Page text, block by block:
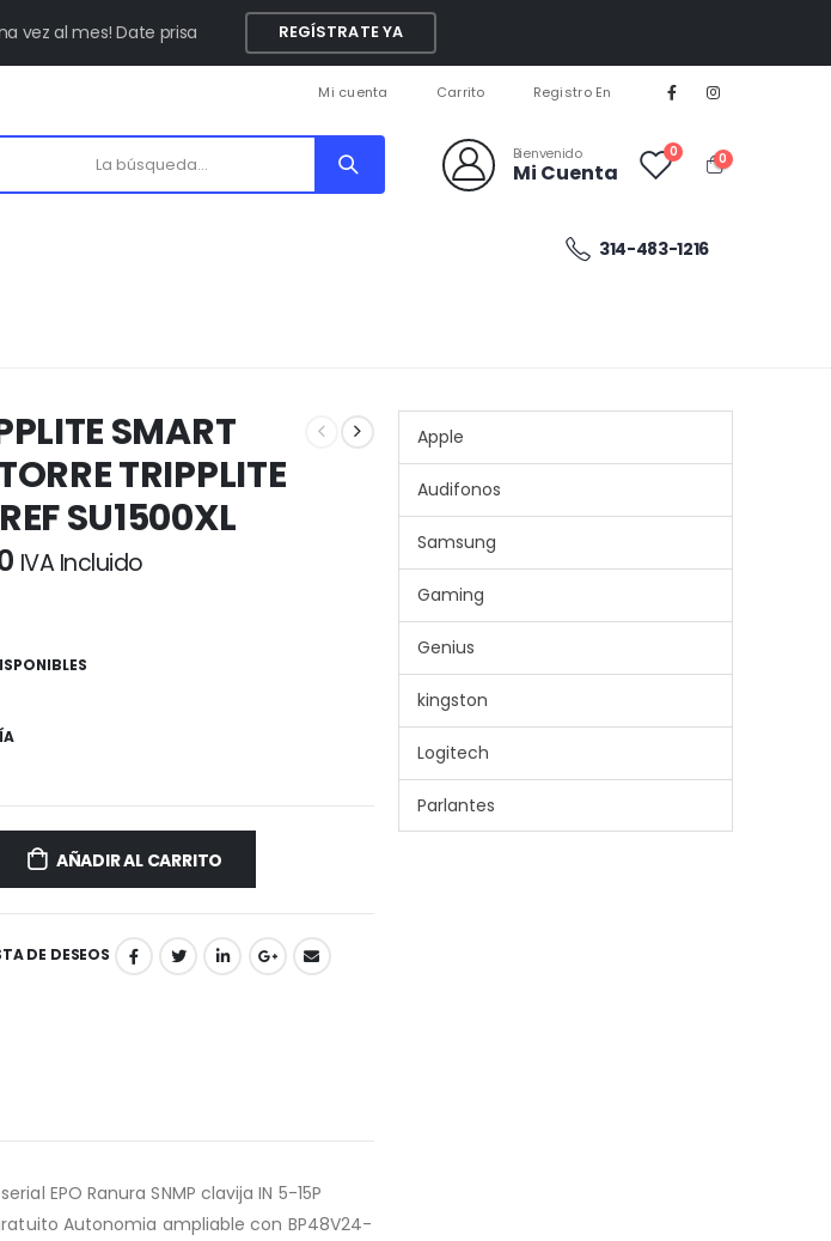
vez al mes! Date prisa REGÍSTRATE YA
Mi cuenta Carrito Registro En
Bienvenido
Mi Cuenta
0 0
314-483-1216
SMART
TRIPPLITE
SU1500XL
IVA Incluido
AÑADIR AL CARRITO
DE DESEOS
EPO Ranura SNMP clavija IN 5-15P
Autonomia ampliable con BP48V24-
Apple
Audifonos
Samsung
Gaming
Genius
kingston
Logitech
Parlantes